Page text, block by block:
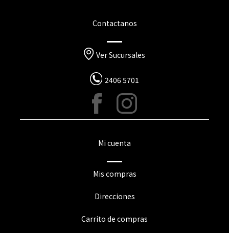
Contactanos
Ver Sucursales
2406 5701
Mi cuenta
Mis compras
Direcciones
Carrito de compras